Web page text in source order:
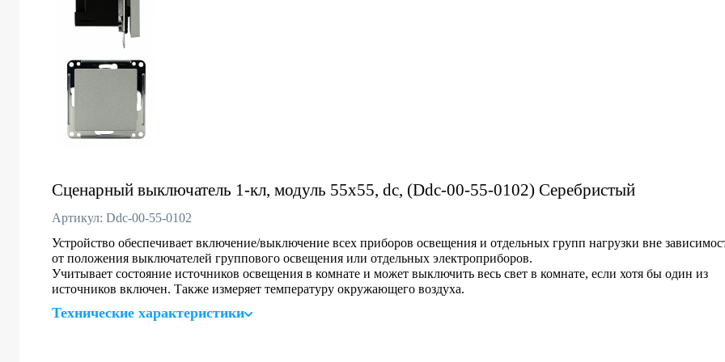
Сценарный выключатель 1-кл, модуль 55х55, dc, (Ddc-00-55-0102) Серебристый
Артикул: Ddc-00-55-0102
Устройство обеспечивает включение/выключение всех приборов освещения и отдельных групп нагрузки вне
от положения выключателей группового освещения или отдельных электроприборов.
Учитывает состояние источников освещения в комнате и может выключить весь свет в комнате, если хотя бы один из
источников включен. Также измеряет температуру окружающего воздуха.
Технические характеристики